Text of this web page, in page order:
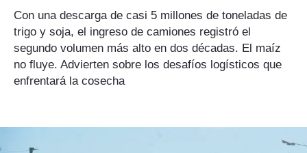
Lechería
Tecnología
Maquinaria agrícola
Clima
Con una descarga de casi 5 millones de toneladas de
trigo y soja, el ingreso de camiones registró el
segundo volumen más alto en dos décadas. El maíz
no fluye. Advierten sobre los desafíos logísticos que
enfrentará la cosecha